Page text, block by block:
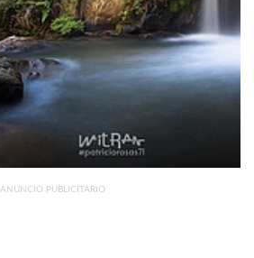
ANUNCIO PUBLICITARIO